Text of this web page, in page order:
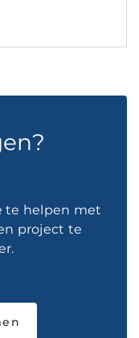
te helpen met
project te